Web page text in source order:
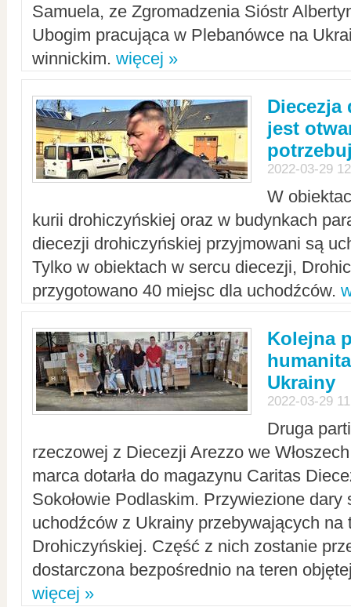
Samuela, ze Zgromadzenia Sióstr
Ubogim pracująca w Plebanówce na
winnickim. więcej »
Diecezja
jest
2022-03-29
W
kurii drohiczyńskiej oraz w budynkach
diecezji drohiczyńskiej przyjmowani są
Tylko w obiektach w sercu diecezji,
przygotowano 40 miejsc dla uchodźców.
Kolejna
Ukrainy
2022-03-29
Druga
rzeczowej z Diecezji Arezzo we
marca dotarła do magazynu Caritas
Sokołowie Podlaskim. Przywiezione dary
uchodźców z Ukrainy przebywających na
Drohiczyńskiej. Część z nich zostanie
dostarczona bezpośrednio na teren
więcej »